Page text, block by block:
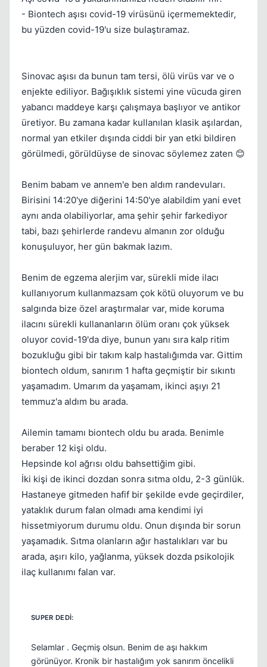
- Biontech aşısı covid-19 virüsünü içermemektedir,
bu yüzden covid-19'u size bulaştıramaz.
Sinovac aşısı da bunun tam tersi, ölü virüs var ve o
enjekte ediliyor. Bağışıklık sistemi yine vücuda giren
yabancı maddeye karşı çalışmaya başlıyor ve antikor
üretiyor. Bu zamana kadar kullanılan klasik aşılardan,
normal yan etkiler dışında ciddi bir yan etki bildiren
görülmedi, görüldüyse de sinovac söylemez zaten 😊
Benim babam ve annem'e ben aldım randevuları.
Birisini 14:20'ye diğerini 14:50'ye alabildim yani evet
aynı anda olabiliyorlar, ama şehir şehir farkediyor
tabi, bazı şehirlerde randevu almanın zor olduğu
konuşuluyor, her gün bakmak lazım.
Benim de egzema alerjim var, sürekli mide ilacı
kullanıyorum kullanmazsam çok kötü oluyorum ve bu
salgında bize özel araştırmalar var, mide koruma
ilacını sürekli kullananların ölüm oranı çok yüksek
oluyor covid-19'da diye, bunun yanı sıra kalp ritim
bozukluğu gibi bir takım kalp hastalığımda var. Gittim
biontech oldum, sanırım 1 hafta geçmiştir bir sıkıntı
yaşamadım. Umarım da yaşamam, ikinci aşıyı 21
temmuz'a aldım bu arada.
Ailemin tamamı biontech oldu bu arada. Benimle
beraber 12 kişi oldu.
Hepsinde kol ağrısı oldu bahsettiğim gibi.
İki kişi de ikinci dozdan sonra sıtma oldu, 2-3 günlük.
Hastaneye gitmeden hafif bir şekilde evde geçirdiler,
yataklık durum falan olmadı ama kendimi iyi
hissetmiyorum durumu oldu. Onun dışında bir sorun
yaşamadık. Sıtma olanların ağır hastalıkları var bu
arada, aşırı kilo, yağlanma, yüksek dozda psikolojik
ilaç kullanımı falan var.
Selamlar . Geçmiş olsun. Benim de aşı hakkım
görünüyor. Kronik bir hastalığım yok sanırım öncelikli